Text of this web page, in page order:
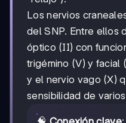
Los nervios
del SNP. Entre ellos
óptico (II) con
trigémino (V) y facial
y el nervio vago (X)
sensibilidad de